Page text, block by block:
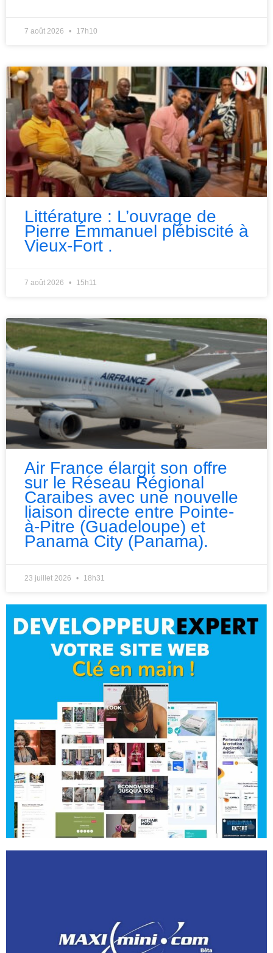
7 août 2026 17h10
Littérature : L’ouvrage de
Pierre Émmanuel plébiscité à
Vieux-Fort .
7 août 2026 15h11
Air France élargit son offre
sur le Réseau Régional
Caraibes avec une nouvelle
liaison directe entre Pointe-
à-Pitre (Guadeloupe) et
Panama City (Panama).
23 juillet 2026 18h31